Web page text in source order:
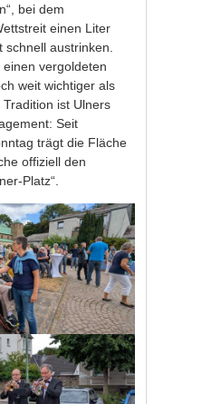
bei dem
einen Liter
schnell austrinken.
vergoldeten
weit wichtiger als
ist Ulners
Seit
trägt die Fläche
offiziell den
Platz“.